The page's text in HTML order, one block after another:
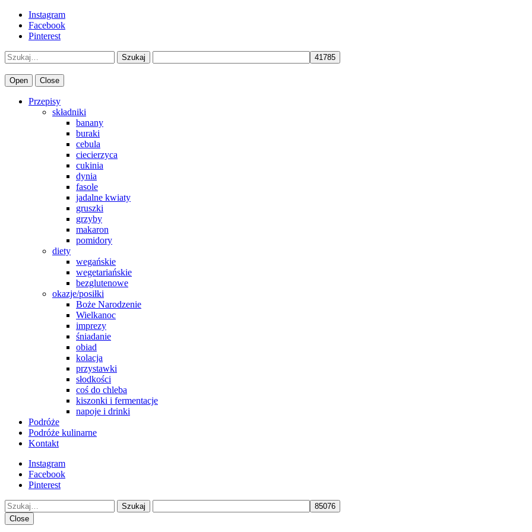
Instagram
Facebook
Pinterest
Szukaj
Open Close
Przepisy
składniki
banany
buraki
cebula
ciecierzyca
cukinia
dynia
fasole
jadalne kwiaty
gruszki
grzyby
makaron
pomidory
diety
wegańskie
wegetariańskie
bezglutenowe
okazje/posiłki
Boże Narodzenie
Wielkanoc
imprezy
śniadanie
obiad
kolacja
przystawki
słodkości
coś do chleba
kiszonki i fermentacje
napoje i drinki
Podróże
Podróże kulinarne
Kontakt
Instagram
Facebook
Pinterest
Szukaj
Close